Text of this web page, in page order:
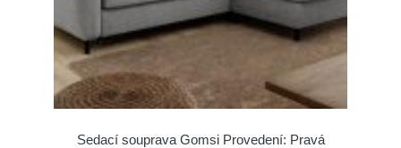
Sedací souprava Gomsi Provedení: Pravá